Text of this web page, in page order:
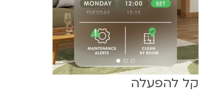
קל להפעלה